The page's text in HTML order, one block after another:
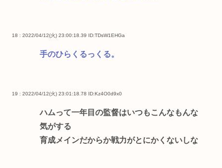
18 : 2022/04/12(火) 23:00:18.39 ID:TDsW1EHGa
手のひらくるっくる。
19 : 2022/04/12(火) 23:01:18.78 ID:Kz4O0d9x0
ハムって一年目の監督はいつもこんなもんな
気がする
育成メインだからか戦力がとにかくないしな